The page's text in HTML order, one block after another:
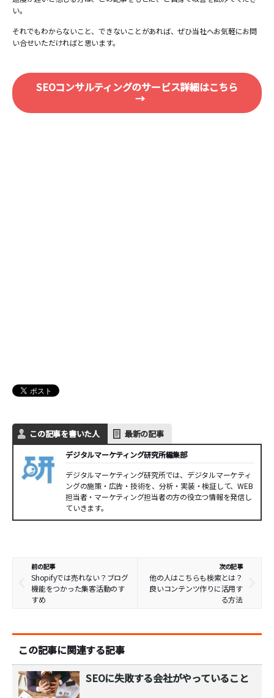
い。
それでもわからないこと、できないことがあれば、ぜひ当社へお気軽にお問
い合せいただければと思います。
SEOコンサルティングのサービス詳細はこちら
→
この記事を書いた人 最新の記事
デジタルマーケティング研究所編集部
デジタルマーケティング研究所では、デジタルマーケティ
ングの施策・広告・技術を、分析・実装・検証して、WEB
担当者・マーケティング担当者の方の役立つ情報を発信し
ていきます。
前の記事
Shopifyでは売れない？ブログ
機能をつかった集客活動のす
すめ
次の記事
他の人はこちらも検索とは？
良いコンテンツ作りに活用す
る方法
この記事に関連する記事
SEOに失敗する会社がやっていること